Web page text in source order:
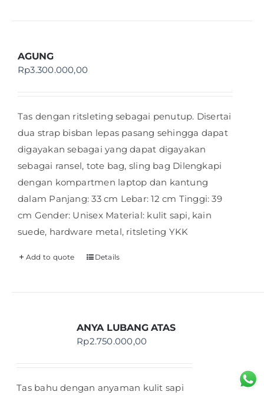
AGUNG
Rp3.300.000,00
Tas dengan ritsleting sebagai penutup. Disertai
dua strap bisban lepas pasang sehingga dapat
digayakan sebagai yang dapat digayakan
sebagai ransel, tote bag, sling bag Dilengkapi
dengan kompartmen laptop dan kantung
dalam Panjang: 33 cm Lebar: 12 cm Tinggi: 39
cm Gender: Unisex Material: kulit sapi, kain
suede, hardware metal, ritsleting YKK
Add to quote Details
ANYA LUBANG ATAS
Rp2.750.000,00
Tas bahu dengan anyaman kulit sapi